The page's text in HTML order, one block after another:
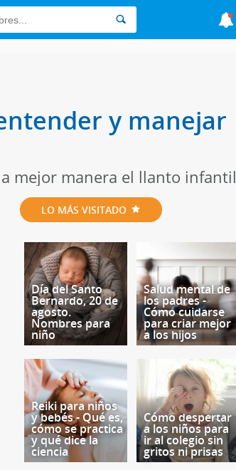
y manejar
mejor manera el llanto infantil
LO MÁS VISITADO
Día del Santo
Bernardo, 20 de
agosto.
Nombres para
niño
Salud mental de
los padres -
Cómo cuidarse
para criar mejor
a los hijos
Reiki para niños
y bebés - Qué es,
cómo se practica
y qué dice la
ciencia
Cómo despertar
a los niños para
ir al colegio sin
gritos ni prisas